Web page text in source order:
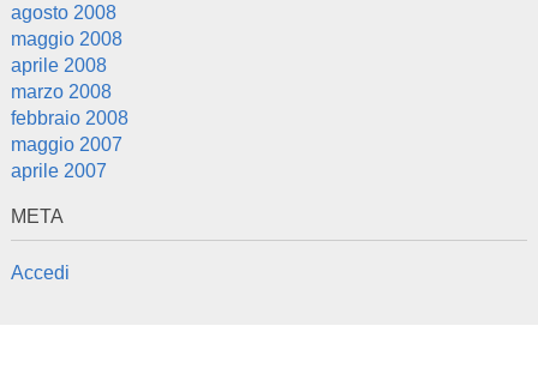
agosto 2008
maggio 2008
aprile 2008
marzo 2008
febbraio 2008
maggio 2007
aprile 2007
META
Accedi